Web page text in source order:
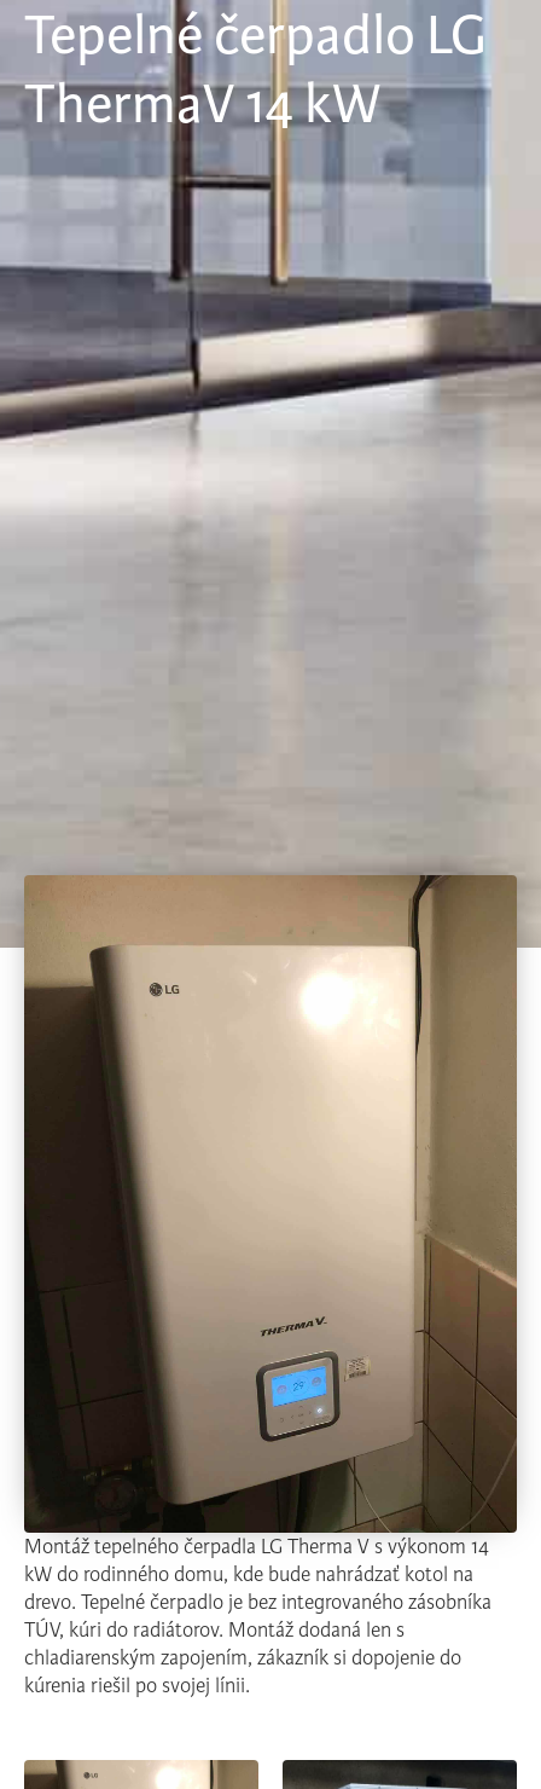
Tepelné čerpadlo LG
ThermaV 14 kW
Montáž tepelného čerpadla LG Therma V s výkonom 14
kW do rodinného domu, kde bude nahrádzať kotol na
drevo. Tepelné čerpadlo je bez integrovaného zásobníka
TÚV, kúri do radiátorov. Montáž dodaná len s
chladiarenským zapojením, zákazník si dopojenie do
kúrenia riešil po svojej línii.